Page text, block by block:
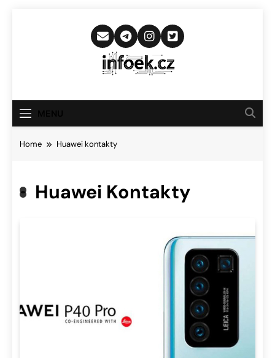
Infoek.cz
Novinkám
Home Huawei kontakty
Huawei Kontakty